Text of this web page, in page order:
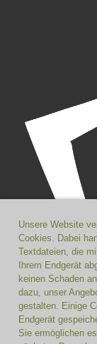
Unsere Website
Cookies. Dabei
Textdateien, die
Ihrem Endgerät
keinen Schaden
dazu, unser
gestalten. Einige
Endgerät
Sie ermöglichen